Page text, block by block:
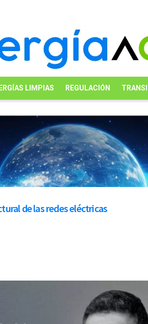
LIMPIAS REGULACIÓN
de las redes eléctricas